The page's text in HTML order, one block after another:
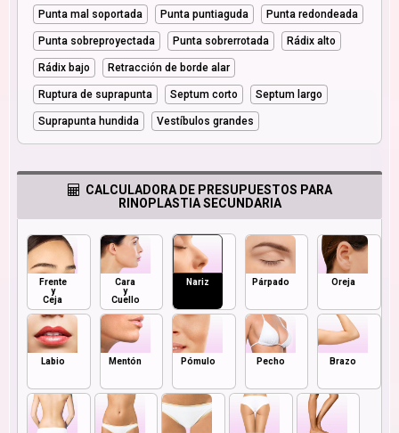
Punta mal soportada Punta puntiaguda Punta redondeada
Punta sobreproyectada Punta sobrerrotada Rádix alto
Rádix bajo Retracción de borde alar
Ruptura de suprapunta Septum corto Septum largo
Suprapunta hundida Vestíbulos grandes
CALCULADORA DE PRESUPUESTOS PARA
RINOPLASTIA SECUNDARIA
Frente
y
Ceja
Cara
y
Cuello
Nariz Párpado Oreja
Labio Mentón Pómulo Pecho Brazo